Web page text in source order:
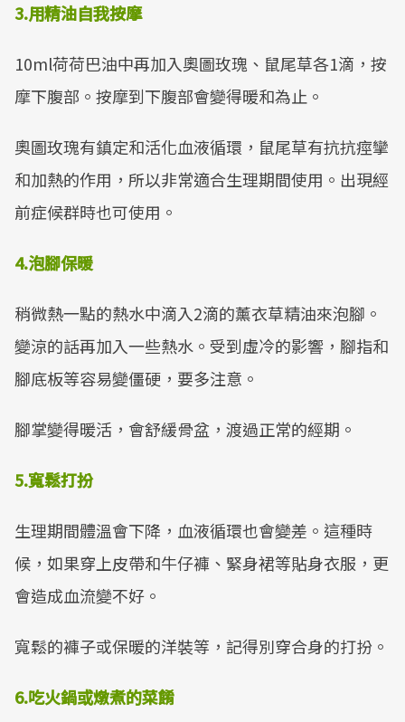
3.用精油自我按摩
10ml荷荷巴油中再加入奧圖玫瑰、鼠尾草各1滴，按
摩下腹部。按摩到下腹部會變得暖和為止。
奧圖玫瑰有鎮定和活化血液循環，鼠尾草有抗抗痙攣
和加熱的作用，所以非常適合生理期間使用。出現經
前症候群時也可使用。
4.泡腳保暖
稍微熱一點的熱水中滴入2滴的薰衣草精油來泡腳。
變涼的話再加入一些熱水。受到虛冷的影響，腳指和
腳底板等容易變僵硬，要多注意。
腳掌變得暖活，會舒緩骨盆，渡過正常的經期。
5.寬鬆打扮
生理期間體溫會下降，血液循環也會變差。這種時
候，如果穿上皮帶和牛仔褲、緊身裙等貼身衣服，更
會造成血流變不好。
寬鬆的褲子或保暖的洋裝等，記得別穿合身的打扮。
6.吃火鍋或燉煮的菜餚